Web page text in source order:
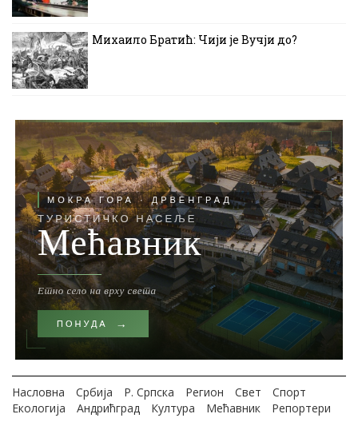
Михаило Братић: Чији је Вучји до?
Насловна Србија Р. Српска Регион Свет
Спорт
Екологија
Андрићград Култура Мећавник
Репортери